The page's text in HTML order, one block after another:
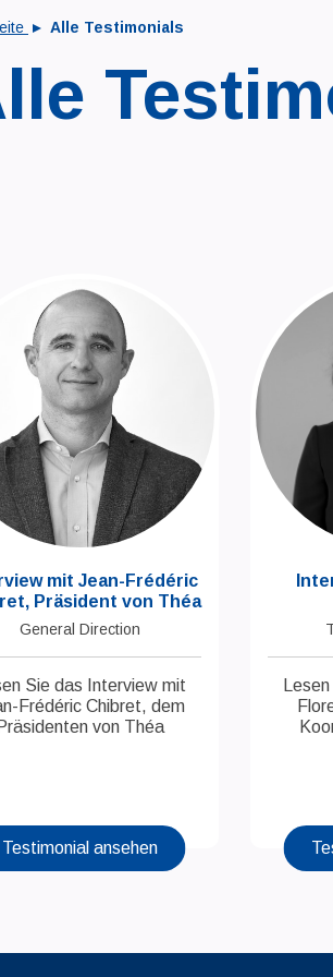
Engagement
Alle Testimonials
mit Jean-Frédéric
Präsident von Théa
General Direction
Sie das Interview mit
Frédéric Chibret, dem
Präsidenten von Théa
Testimonial ansehen